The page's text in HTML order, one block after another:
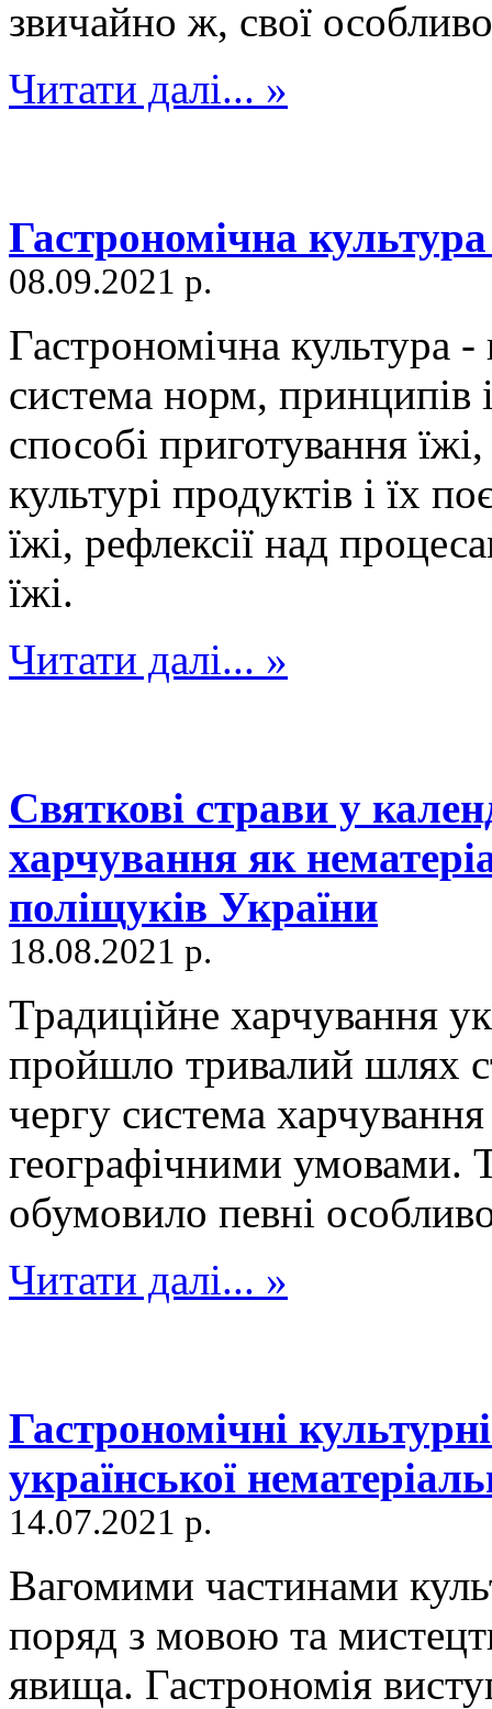
звичайно ж, свої
Читати далі... »
Гастрономічна культура
08.09.2021 р.
Гастрономічна культура
система норм, принципів
способі приготування
культурі продуктів і їх
їжі, рефлексії над
їжі.
Читати далі... »
Святкові страви у
харчування як
поліщуків України
18.08.2021 р.
Традиційне харчування
пройшло тривалий шлях
чергу система
географічними умовами.
обумовило певні
Читати далі... »
Гастрономічні
української
14.07.2021 р.
Вагомими частинами
поряд з мовою та
явища. Гастрономія